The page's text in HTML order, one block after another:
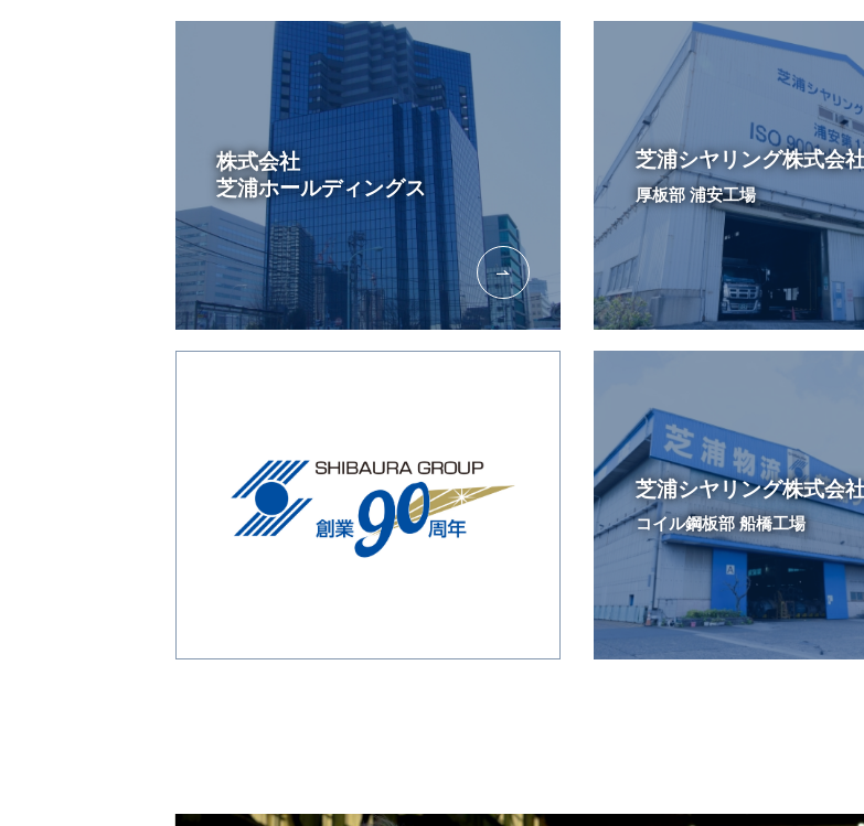
株式会社
芝浦ホールディングス
芝浦シヤリング株式会
厚板部 浦安工場
芝浦シヤリング株式会
コイル鋼板部 船橋工場